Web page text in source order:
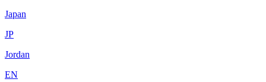
Japan
JP
Jordan
EN